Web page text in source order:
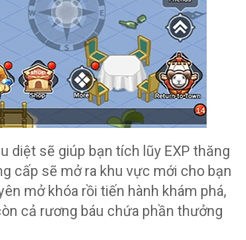
diệt sẽ giúp bạn tích lũy EXP thăng
cấp sẽ mở ra khu vực mới cho bạn
mở khóa rồi tiến hành khám phá,
cả rương báu chứa phần thưởng